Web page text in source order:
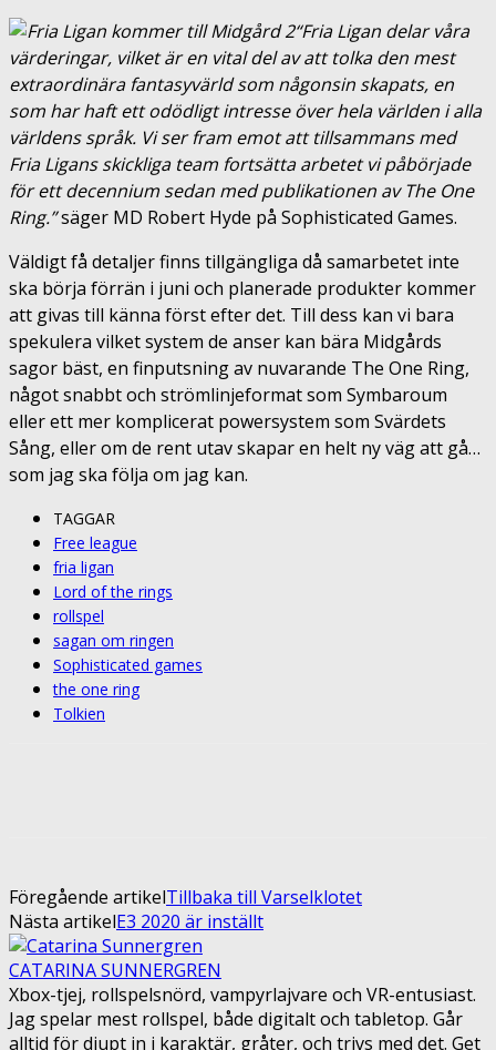
“Fria Ligan delar våra
värderingar, vilket är en vital del av att tolka den mest
extraordinära fantasyvärld som någonsin skapats, en
som har haft ett odödligt intresse över hela världen i alla
världens språk. Vi ser fram emot att tillsammans med
Fria Ligans skickliga team fortsätta arbetet vi påbörjade
för ett decennium sedan med publikationen av The One
Ring.”säger MD Robert Hyde på Sophisticated Games.
Väldigt få detaljer finns tillgängliga då samarbetet inte
ska börja förrän i juni och planerade produkter kommer
att givas till känna först efter det. Till dess kan vi bara
spekulera vilket system de anser kan bära Midgårds
sagor bäst, en finputsning av nuvarande The One Ring,
något snabbt och strömlinjeformat som Symbaroum
eller ett mer komplicerat powersystem som Svärdets
Sång, eller om de rent utav skapar en helt ny väg att gå…
som jag ska följa om jag kan.
TAGGAR
Free league
fria ligan
Lord of the rings
rollspel
sagan om ringen
Sophisticated games
the one ring
Tolkien
Föregående artikelTillbaka till Varselklotet
Nästa artikelE3 2020 är inställt
CATARINA SUNNERGREN
Xbox-tjej, rollspelsnörd, vampyrlajvare och VR-entusiast.
Jag spelar mest rollspel, både digitalt och tabletop. Går
alltid för djupt in i karaktär, gråter, och trivs med det. Get